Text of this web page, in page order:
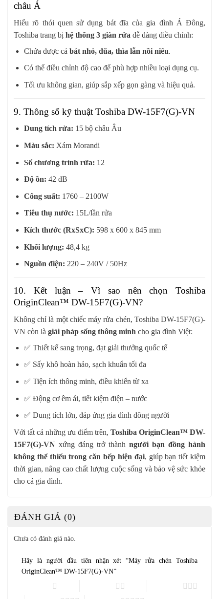
châu Á
Hiểu rõ thói quen sử dụng bát đĩa của gia đình Á Đông,
Toshiba trang bị hệ thống 3 giàn rửa dễ dàng điều chỉnh:
Chứa được cả bát nhỏ, đũa, thìa lẫn nồi niêu.
Có thể điều chỉnh độ cao để phù hợp nhiều loại dụng cụ.
Tối ưu không gian, giúp sắp xếp gọn gàng và hiệu quả.
9. Thông số kỹ thuật Toshiba DW-15F7(G)-VN
Dung tích rửa: 15 bộ châu Âu
Màu sắc: Xám Morandi
Số chương trình rửa: 12
Độ ồn: 42 dB
Công suất: 1760 – 2100W
Tiêu thụ nước: 15L/lần rửa
Kích thước (RxSxC): 598 x 600 x 845 mm
Khối lượng: 48,4 kg
Nguồn điện: 220 – 240V / 50Hz
10. Kết luận – Vì sao nên chọn Toshiba
OriginClean™ DW-15F7(G)-VN?
Không chỉ là một chiếc máy rửa chén, Toshiba DW-15F7(G)-
VN còn là giải pháp sống thông minh cho gia đình Việt:
✅ Thiết kế sang trọng, đạt giải thưởng quốc tế
✅ Sấy khô hoàn hảo, sạch khuẩn tối đa
✅ Tiện ích thông minh, điều khiển từ xa
✅ Động cơ êm ái, tiết kiệm điện – nước
✅ Dung tích lớn, đáp ứng gia đình đông người
Với tất cả những ưu điểm trên, Toshiba OriginClean™ DW-
15F7(G)-VN xứng đáng trở thành người bạn đồng hành
không thể thiếu trong căn bếp hiện đại, giúp bạn tiết kiệm
thời gian, nâng cao chất lượng cuộc sống và bảo vệ sức khỏe
cho cả gia đình.
ĐÁNH GIÁ (0)
Chưa có đánh giá nào.
Hãy là người đầu tiên nhận xét “Máy rửa chén Toshiba
OriginClean™ DW-15F7(G)-VN”